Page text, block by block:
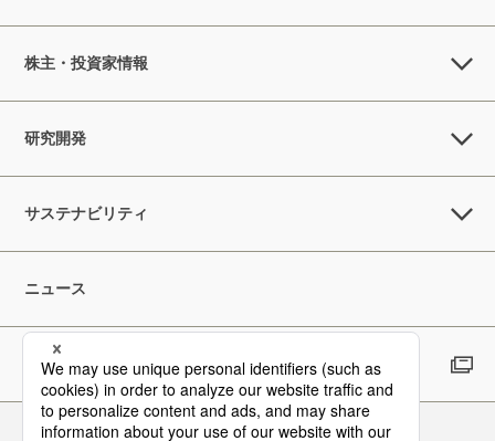
株主・投資家情報
研究開発
サステナビリティ
ニュース
採用情報